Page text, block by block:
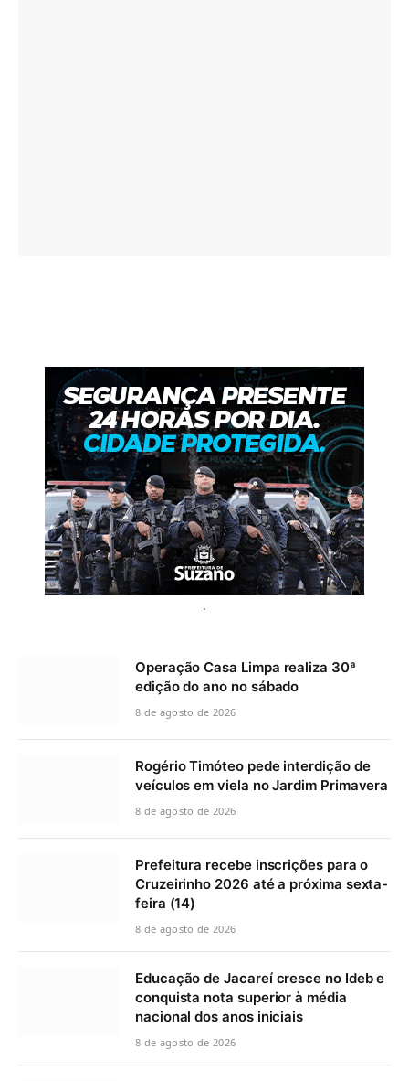
.
Operação Casa Limpa realiza 30ª
edição do ano no sábado
8 de agosto de 2026
Rogério Timóteo pede interdição de
veículos em viela no Jardim Primavera
8 de agosto de 2026
Prefeitura recebe inscrições para o
Cruzeirinho 2026 até a próxima sexta-
feira (14)
8 de agosto de 2026
Educação de Jacareí cresce no Ideb e
conquista nota superior à média
nacional dos anos iniciais
8 de agosto de 2026